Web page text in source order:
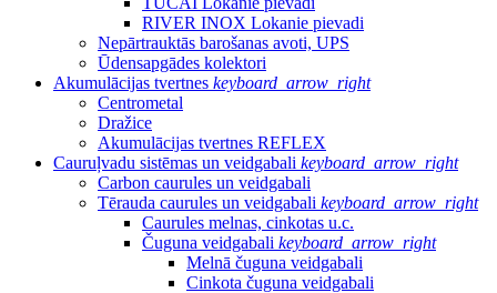
RIVER INOX Lokanie pievadi
Nepārtrauktās barošanas avoti, UPS
Ūdensapgādes kolektori
Akumulācijas tvertnes keyboard_arrow_right
Centrometal
Dražice
Akumulācijas tvertnes REFLEX
Cauruļvadu sistēmas un veidgabali keyboard_arrow_right
Carbon caurules un veidgabali
Tērauda caurules un veidgabali keyboard_arrow_right
Caurules melnas, cinkotas u.c.
Čuguna veidgabali keyboard_arrow_right
Melnā čuguna veidgabali
Cinkota čuguna veidgabali